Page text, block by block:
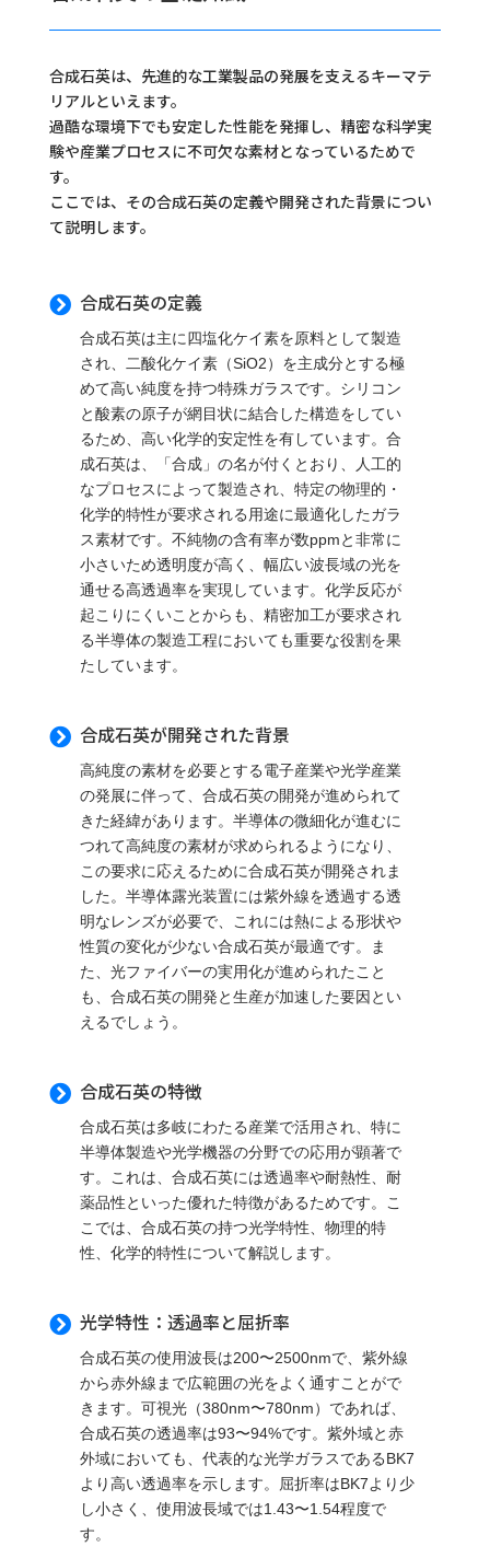
合成石英は、先進的な工業製品の発展を支えるキーマテ
リアルといえます。
過酷な環境下でも安定した性能を発揮し、精密な科学実
験や産業プロセスに不可欠な素材となっているためで
す。
ここでは、その合成石英の定義や開発された背景につい
て説明します。
 合成石英の定義
合成石英は主に四塩化ケイ素を原料として製造
され、二酸化ケイ素（SiO2）を主成分とする極
めて高い純度を持つ特殊ガラスです。シリコン
と酸素の原子が網目状に結合した構造をしてい
るため、高い化学的安定性を有しています。合
成石英は、「合成」の名が付くとおり、人工的
なプロセスによって製造され、特定の物理的・
化学的特性が要求される用途に最適化したガラ
ス素材です。不純物の含有率が数ppmと非常に
小さいため透明度が高く、幅広い波長域の光を
通せる高透過率を実現しています。化学反応が
起こりにくいことからも、精密加工が要求され
る半導体の製造工程においても重要な役割を果
たしています。
 合成石英が開発された背景
高純度の素材を必要とする電子産業や光学産業
の発展に伴って、合成石英の開発が進められて
きた経緯があります。半導体の微細化が進むに
つれて高純度の素材が求められるようになり、
この要求に応えるために合成石英が開発されま
した。半導体露光装置には紫外線を透過する透
明なレンズが必要で、これには熱による形状や
性質の変化が少ない合成石英が最適です。ま
た、光ファイバーの実用化が進められたこと
も、合成石英の開発と生産が加速した要因とい
えるでしょう。
 合成石英の特徴
合成石英は多岐にわたる産業で活用され、特に
半導体製造や光学機器の分野での応用が顕著で
す。これは、合成石英には透過率や耐熱性、耐
薬品性といった優れた特徴があるためです。こ
こでは、合成石英の持つ光学特性、物理的特
性、化学的特性について解説します。
 光学特性：透過率と屈折率
合成石英の使用波長は200〜2500nmで、紫外線
から赤外線まで広範囲の光をよく通すことがで
きます。可視光（380nm〜780nm）であれば、
合成石英の透過率は93〜94%です。紫外域と赤
外域においても、代表的な光学ガラスであるBK7
より高い透過率を示します。屈折率はBK7より少
し小さく、使用波長域では1.43〜1.54程度で
す。